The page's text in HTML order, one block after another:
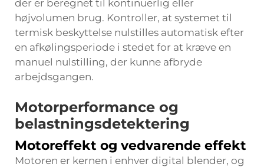
der er beregnet til kontinuerlig eller
højvolumen brug. Kontroller, at systemet til
termisk beskyttelse nulstilles automatisk efter
en afkølingsperiode i stedet for at kræve en
manuel nulstilling, der kunne afbryde
arbejdsgangen.
Motorperformance og
belastningsdetektering
Motoreffekt og vedvarende effekt
Motoren er kernen i enhver digital blender, og